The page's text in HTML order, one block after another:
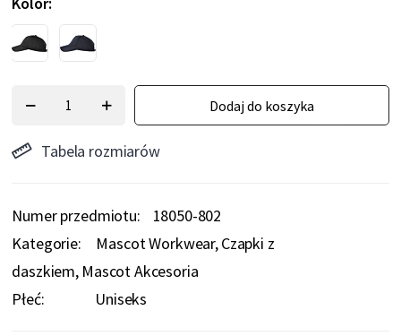
Dodaj do koszyka
Tabela rozmiarów
Numer przedmiotu
18050-802
Kategorie:
Mascot Workwear Czapki z
daszkiem Mascot Akcesoria
Płeć:
Uniseks